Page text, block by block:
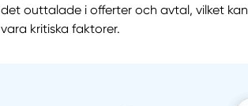
det outtalade i offerter och avtal, vilket kan
vara kritiska faktorer.